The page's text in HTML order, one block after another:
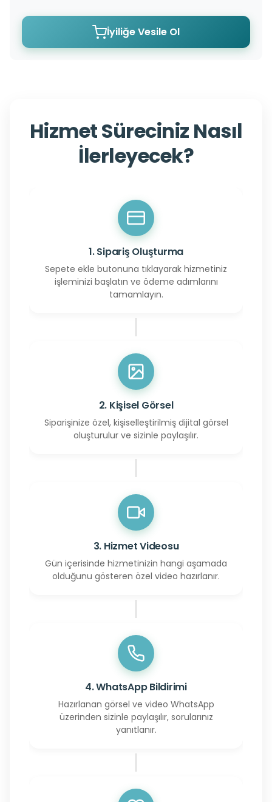
İyiliğe Vesile Ol
Hizmet Süreciniz Nasıl
İlerleyecek?
1. Sipariş Oluşturma
Sepete ekle butonuna tıklayarak hizmetiniz
işleminizi başlatın ve ödeme adımlarını
tamamlayın.
2. Kişisel Görsel
Siparişinize özel, kişiselleştirilmiş dijital görsel
oluşturulur ve sizinle paylaşılır.
3. Hizmet Videosu
Gün içerisinde hizmetinizin hangi aşamada
olduğunu gösteren özel video hazırlanır.
4. WhatsApp Bildirimi
Hazırlanan görsel ve video WhatsApp
üzerinden sizinle paylaşılır, sorularınız
yanıtlanır.